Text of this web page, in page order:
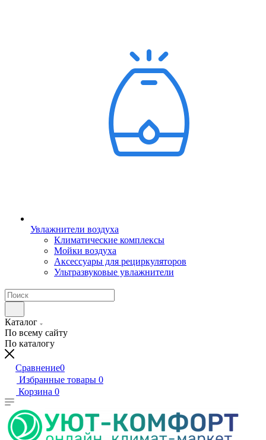
Увлажнители воздуха
Климатические комплексы
Мойки воздуха
Аксессуары для рециркуляторов
Ультразвуковые увлажнители
Каталог
По всему сайту
По каталогу
Сравнение0
Избранные товары 0
Корзина 0